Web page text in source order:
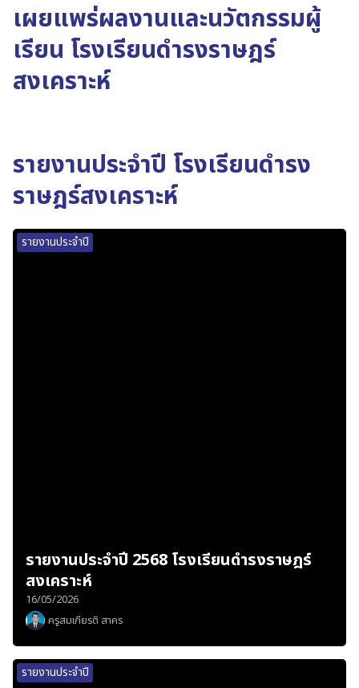
เผยแพร่ผลงานและนวัตกรรมผู้
เรียน โรงเรียนดำรงราษฎร์
สงเคราะห์
รายงานประจำปี โรงเรียนดำรง
ราษฎร์สงเคราะห์
รายงานประจำปี
รายงานประจำปี 2568 โรงเรียนดำรงราษฎร์
สงเคราะห์
16/05/2026
ครูสมเกียรติ สาคร
รายงานประจำปี